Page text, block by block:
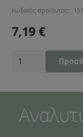
Κωδικός προϊόντος:
7,19 €
Σεντόνι
Ξενοδοχείου
0,90x2,00+35
80%cotton